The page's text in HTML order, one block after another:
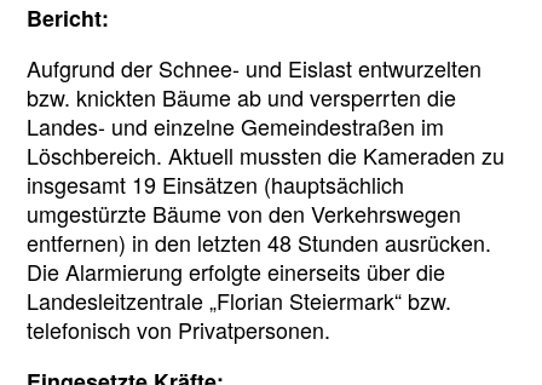
Bericht:
Aufgrund der Schnee- und Eislast entwurzelten
bzw. knickten Bäume ab und versperrten die
Landes- und einzelne Gemeindestraßen im
Löschbereich. Aktuell mussten die Kameraden zu
insgesamt 19 Einsätzen (hauptsächlich
umgestürzte Bäume von den Verkehrswegen
entfernen) in den letzten 48 Stunden ausrücken.
Die Alarmierung erfolgte einerseits über die
Landesleitzentrale „Florian Steiermark“ bzw.
telefonisch von Privatpersonen.